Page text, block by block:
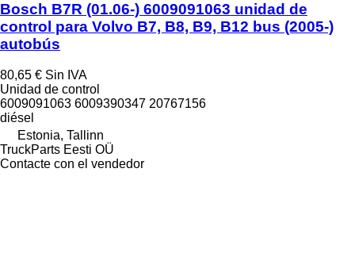
Bosch B7R (01.06-) 6009091063 unidad de
control para Volvo B7, B8, B9, B12 bus (2005-)
autobús
80,65 € Sin IVA
Unidad de control
6009091063 6009390347 20767156
diésel
Estonia, Tallinn
TruckParts Eesti OÜ
Contacte con el vendedor